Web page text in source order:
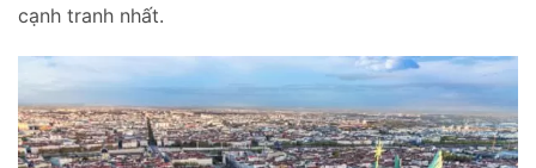
cạnh tranh nhất.